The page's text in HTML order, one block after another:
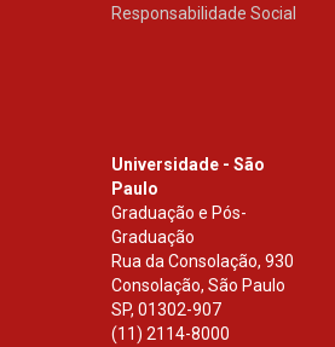
Responsabilidade Social
Universidade - São
Paulo
Graduação e Pós-
Graduação
Rua da Consolação, 930
Consolação, São Paulo
SP, 01302-907
(11) 2114-8000